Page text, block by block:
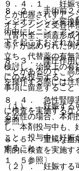
９．４．１． 妊娠
とが把握されずアン
オテンシン２受容体
（腎不全、頭蓋形成
等）が認められた例
立ち、代替薬の有無
検討し、治療上の有
にのみ投与すること
事項に留意すること
（１）． 妊娠する
る女性の場合、本剤
し、本剤投与中も、
こと。投与中に妊娠
すること。
（２）． 妊娠する
８．２． 手術前２
ンジオテンシン変換
術中にレニン・アン
下を起こすおそれが
８．３． 降圧作用
ことがあるので、高
を操作する際には注
８．４． 急性腎障
に検査を実施するな
参照〕。
８．５． 重篤な血
期的に検査を実施す
１．５参照〕。